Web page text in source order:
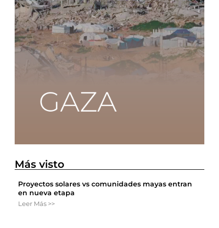
Más visto
Proyectos solares vs comunidades mayas entran
en nueva etapa
Leer Más >>